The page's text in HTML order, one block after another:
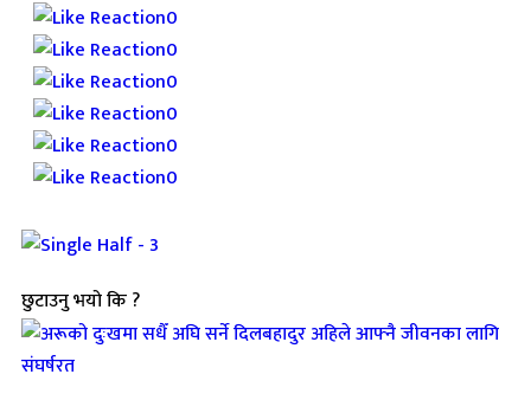
0
0
0
0
0
0
छुटाउनु भयो कि ?